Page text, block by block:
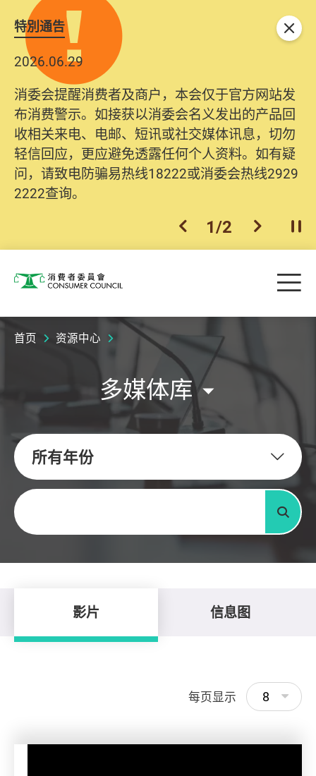
特別通告
2026.06.29
消委会提醒消费者及商户，本会仅于官方网站发
布消费警示。如接获以消委会名义发出的产品回
收相关来电、电邮、短讯或社交媒体讯息，切勿
轻信回应，更应避免透露任何个人资料。如有疑
问，请致电防骗易热线18222或消委会热线2929
2222查询。
2025.10.31
为提升使用者体验及网络安全，本会的投诉处理
系统已经进行升级及推出新功能。由2025年11月
10日起，消费者需要提供基本联络资料（包括姓
名、电邮及电话）注册帐户，才可提交投诉、查
询及建议。所有提交纪录将清晰整合于帐户中，
方便日后作出跟进。
上一个
2/2 下一个开
关闭
消费者委员会 目
首页 资源中心
多媒体库
所有年份
关键字
搜寻
影片 信息图
每页显示 8